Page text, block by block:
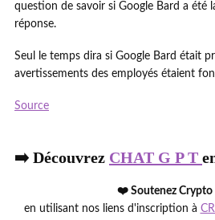
question de savoir si Google Bard a été
réponse.
Seul le temps dira si Google Bard était
avertissements des employés étaient
Source
➡️ Découvrez CHAT G P T
❤️ Soutenez Crypto
en utilisant nos liens d'inscription à